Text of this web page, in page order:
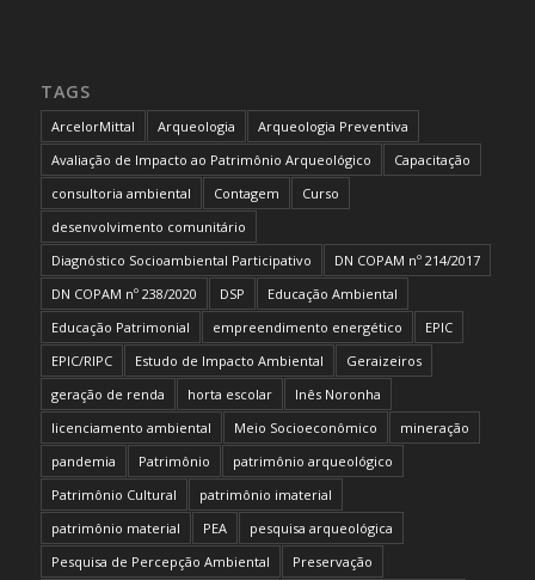
TAGS
ArcelorMittal Arqueologia
Arqueologia Preventiva
Avaliação de Impacto ao Patrimônio Arqueológico
Capacitação
consultoria ambiental
Contagem
Curso
desenvolvimento comunitário
Diagnóstico Socioambiental Participativo
DN COPAM nº 214/2017
DN COPAM nº 238/2020
DSP
Educação Ambiental
Educação Patrimonial
empreendimento energético
EPIC
EPIC/RIPC
Estudo de Impacto Ambiental
Geraizeiros
geração de renda
horta escolar
Inês Noronha
licenciamento ambiental
Meio Socioeconômico
mineração
pandemia
Patrimônio
patrimônio arqueológico
Patrimônio Cultural
patrimônio imaterial
patrimônio material
PEA
pesquisa arqueológica
Pesquisa de Percepção Ambiental
Preservação